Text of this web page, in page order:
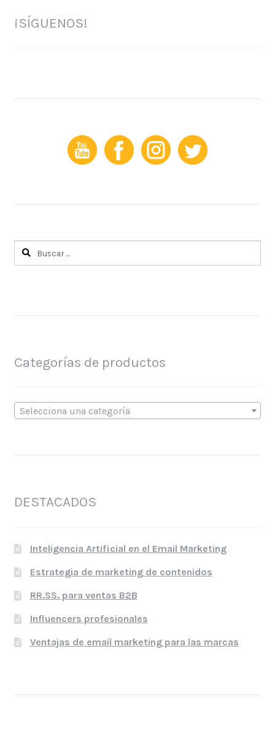
negocio?
¡SÍGUENOS!
Buscar:
Categorías de productos
Selecciona una categoría
DESTACADOS
Inteligencia Artificial en el Email Marketing
Estrategia de marketing de contenidos
RR.SS. para ventas B2B
Influencers profesionales
Ventajas de email marketing para las marcas